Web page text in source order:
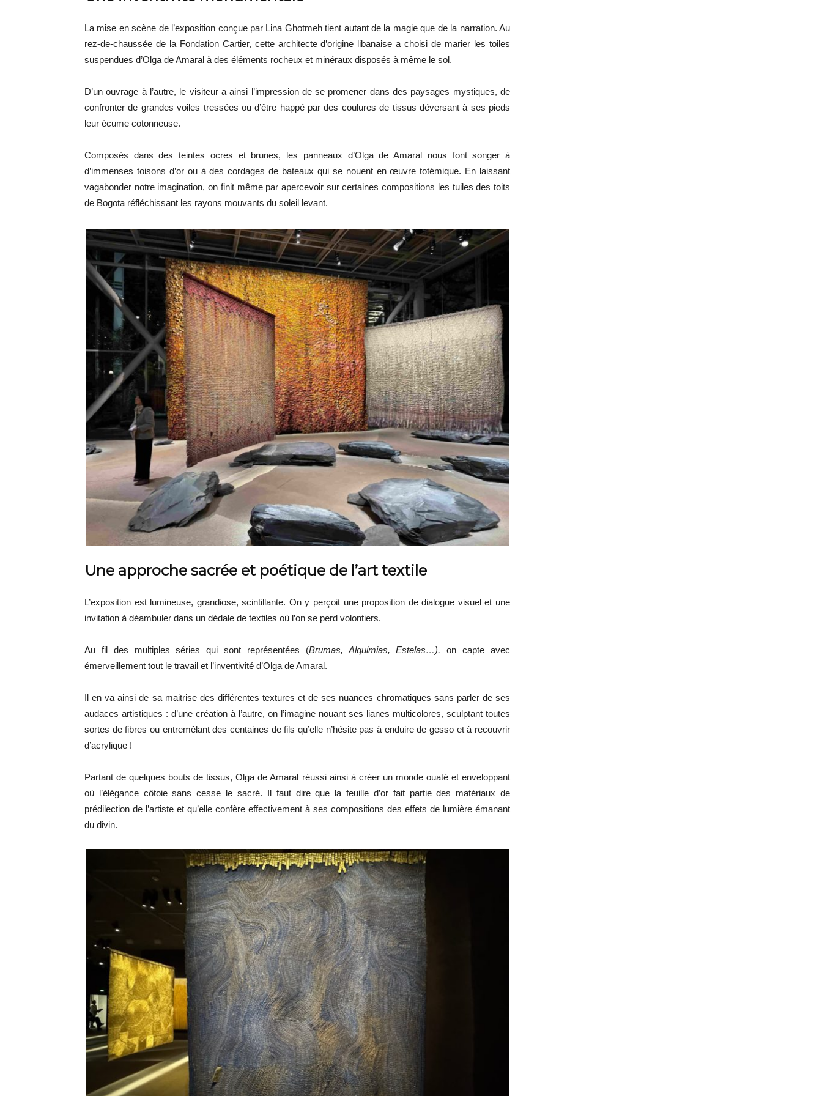
La mise en scène de l’exposition conçue par Lina Ghotmeh tient autant de la magie que de la narration. Au
rez-de-chaussée de la Fondation Cartier, cette architecte d’origine libanaise a choisi de marier les toiles
suspendues d’Olga de Amaral à des éléments rocheux et minéraux disposés à même le sol.
D’un ouvrage à l’autre, le visiteur a ainsi l’impression de se promener dans des paysages mystiques, de
confronter de grandes voiles tressées ou d’être happé par des coulures de tissus déversant à ses pieds
leur écume cotonneuse.
Composés dans des teintes ocres et brunes, les panneaux d’Olga de Amaral nous font songer à
d’immenses toisons d’or ou à des cordages de bateaux qui se nouent en œuvre totémique. En laissant
vagabonder notre imagination, on finit même par apercevoir sur certaines compositions les tuiles des toits
de Bogota réfléchissant les rayons mouvants du soleil levant.
Une approche sacrée et poétique de l’art textile
L’exposition est lumineuse, grandiose, scintillante. On y perçoit une proposition de dialogue visuel et une
invitation à déambuler dans un dédale de textiles où l’on se perd volontiers.
Au fil des multiples séries qui sont représentées (Brumas, Alquimias, Estelas…),on capte avec
émerveillement tout le travail et l’inventivité d’Olga de Amaral.
Il en va ainsi de sa maitrise des différentes textures et de ses nuances chromatiques sans parler de ses
audaces artistiques : d’une création à l’autre, on l’imagine nouant ses lianes multicolores, sculptant toutes
sortes de fibres ou entremêlant des centaines de fils qu’elle n’hésite pas à enduire de gesso et à recouvrir
d’acrylique !
Partant de quelques bouts de tissus, Olga de Amaral réussi ainsi à créer un monde ouaté et enveloppant
où l’élégance côtoie sans cesse le sacré. Il faut dire que la feuille d’or fait partie des matériaux de
prédilection de l’artiste et qu’elle confère effectivement à ses compositions des effets de lumière émanant
du divin.